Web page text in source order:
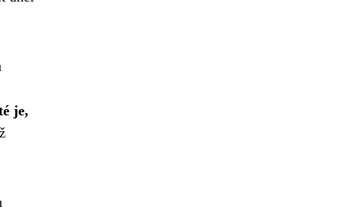
je,